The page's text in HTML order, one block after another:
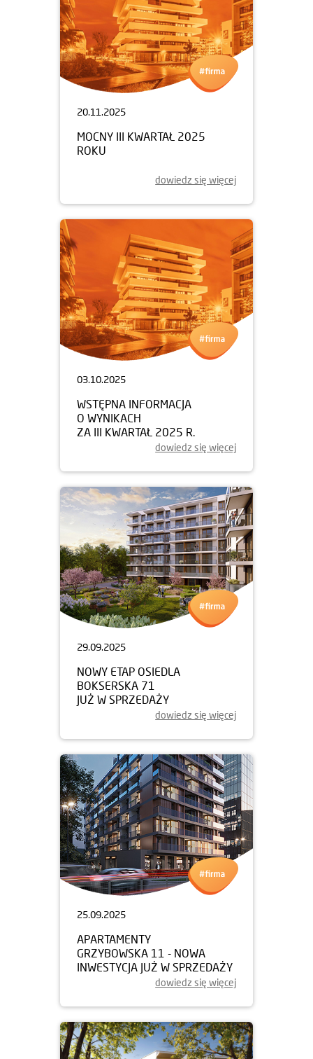
20.11.2025
MOCNY III KWARTAŁ 2025
ROKU
dowiedz się więcej
03.10.2025
WSTĘPNA INFORMACJA
O WYNIKACH
ZA III KWARTAŁ 2025 R.
dowiedz się więcej
29.09.2025
NOWY ETAP OSIEDLA
BOKSERSKA 71
JUŻ W SPRZEDAŻY
dowiedz się więcej
25.09.2025
APARTAMENTY
GRZYBOWSKA 11 - NOWA
INWESTYCJA JUŻ W SPRZEDAŻY
dowiedz się więcej